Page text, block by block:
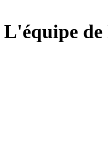
L'équipe